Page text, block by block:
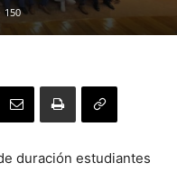
150
duración estudiantes